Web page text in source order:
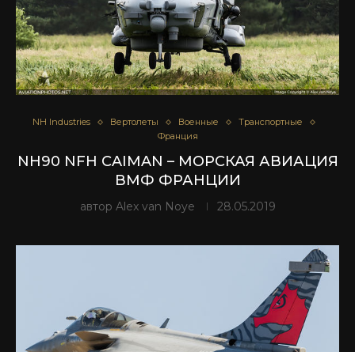
NH Industries Вертолеты Военные
Транспортные
Франция
NH90 NFH CAIMAN – МОРСКАЯ АВИАЦИЯ
ВМФ ФРАНЦИИ
автор Alex van Noye 28.05.2019